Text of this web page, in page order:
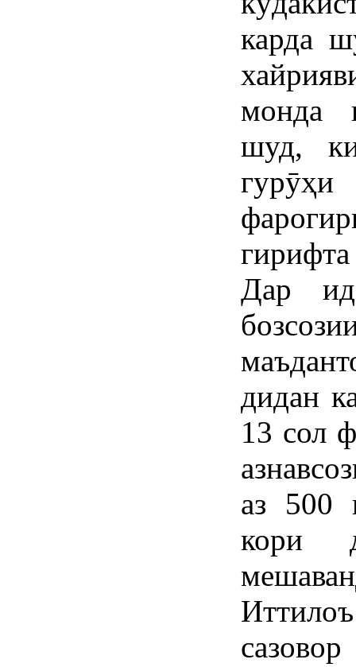
карда
монда
шуд,
гурӯҳи
Дар
дидан
13 сол
аз 500
кори